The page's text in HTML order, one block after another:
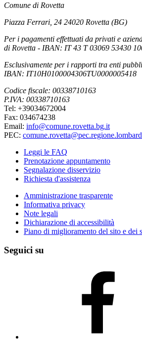
Comune di Rovetta
Piazza Ferrari, 24 24020 Rovetta (BG)
Per i pagamenti effettuati da privati e
di Rovetta - IBAN: IT 43 T 03069 53430
Esclusivamente per i rapporti tra enti
IBAN: IT10H0100004306TU0000005418
Codice fiscale: 00338710163
P.IVA: 00338710163
Tel: +39034672004
Fax: 034674238
Email: info@comune.rovetta.bg.it
PEC:
Leggi le FAQ
Prenotazione appuntamento
Segnalazione disservizio
Richiesta d'assistenza
Amministrazione trasparente
Informativa privacy
Note legali
Dichiarazione di accessibilità
Piano di miglioramento del sito e dei
Seguici su